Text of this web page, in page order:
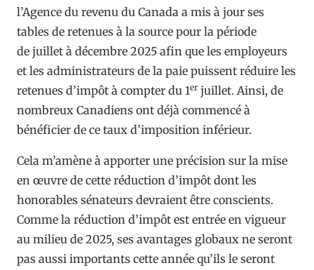
l’Agence du revenu du Canada a mis à jour ses
tables de retenues à la source pour la période
de juillet à décembre 2025 afin que les employeurs
et les administrateurs de la paie puissent réduire les
retenues d’impôt à compter du 1er juillet. Ainsi, de
nombreux Canadiens ont déjà commencé à
bénéficier de ce taux d’imposition inférieur.
Cela m’amène à apporter une précision sur la mise
en œuvre de cette réduction d’impôt dont les
honorables sénateurs devraient être conscients.
Comme la réduction d’impôt est entrée en vigueur
au milieu de 2025, ses avantages globaux ne seront
pas aussi importants cette année qu’ils le seront